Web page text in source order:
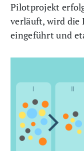
Pilotprojekt
verläuft, wird die
eingeführt und